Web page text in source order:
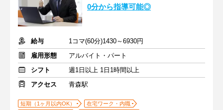
0分から指導可能◎
給与
1コマ(60分)1430～6930円
雇用形態
アルバイト・パート
シフト
週1日以上 1日1時間以上
アクセス
青森駅
短期（1ヶ月以内OK）
在宅ワーク・内職